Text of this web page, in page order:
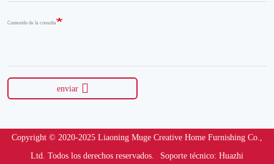
Contenido de la consulta
enviar
Copyright © 2020-2025 Liaoning Muge Creative Home Furnishing Co.,
Ltd. Todos los derechos reservados.
Soporte técnico: Huazhi